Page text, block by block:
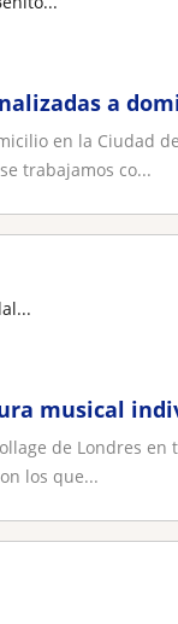
a
en la Ciudad
trabajamos co...
musical
de Londres
los que...